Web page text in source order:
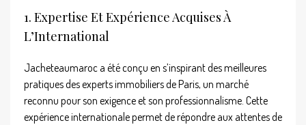
1. Expertise Et Expérience Acquises À
L’International
Jacheteaumaroc a été conçu en s’inspirant des meilleures
pratiques des experts immobiliers de Paris, un marché
reconnu pour son exigence et son professionnalisme. Cette
expérience internationale permet de répondre aux attentes de